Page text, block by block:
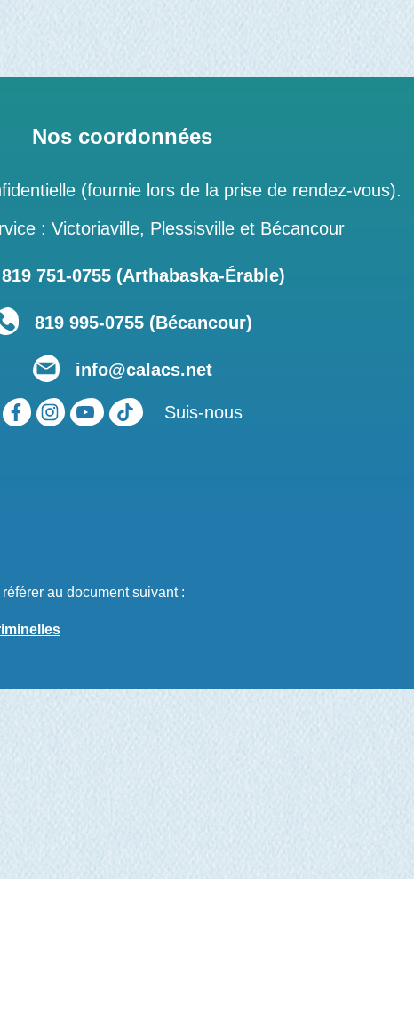
Nos coordonnées
(fournie lors de la prise de rendez-vous).
: Victoriaville, Plessisville et Bécancour
751‑0755 (Arthabaska-Érable)
819 995-0755 (Bécancour)
info@calacs.net
Suis-nous
au document suivant :